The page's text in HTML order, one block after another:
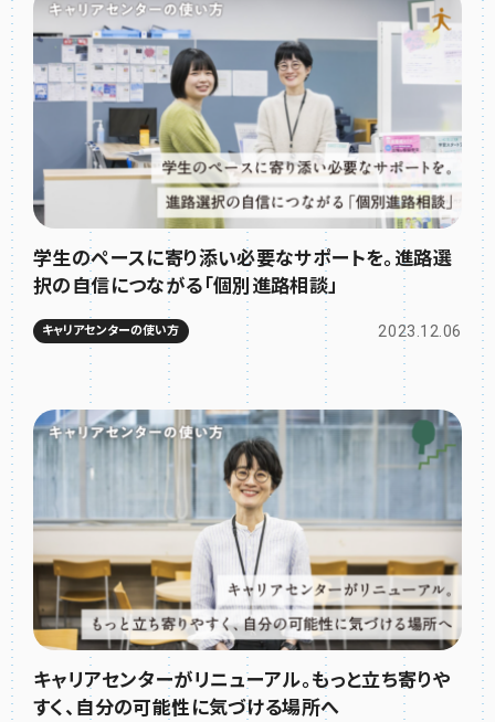
学生のペースに寄り添い必要なサポートを。進路選
択の自信につながる「個別進路相談」
キャリアセンターの使い方 2023.12.06
キャリアセンターがリニューアル。もっと立ち寄りや
すく、自分の可能性に気づける場所へ